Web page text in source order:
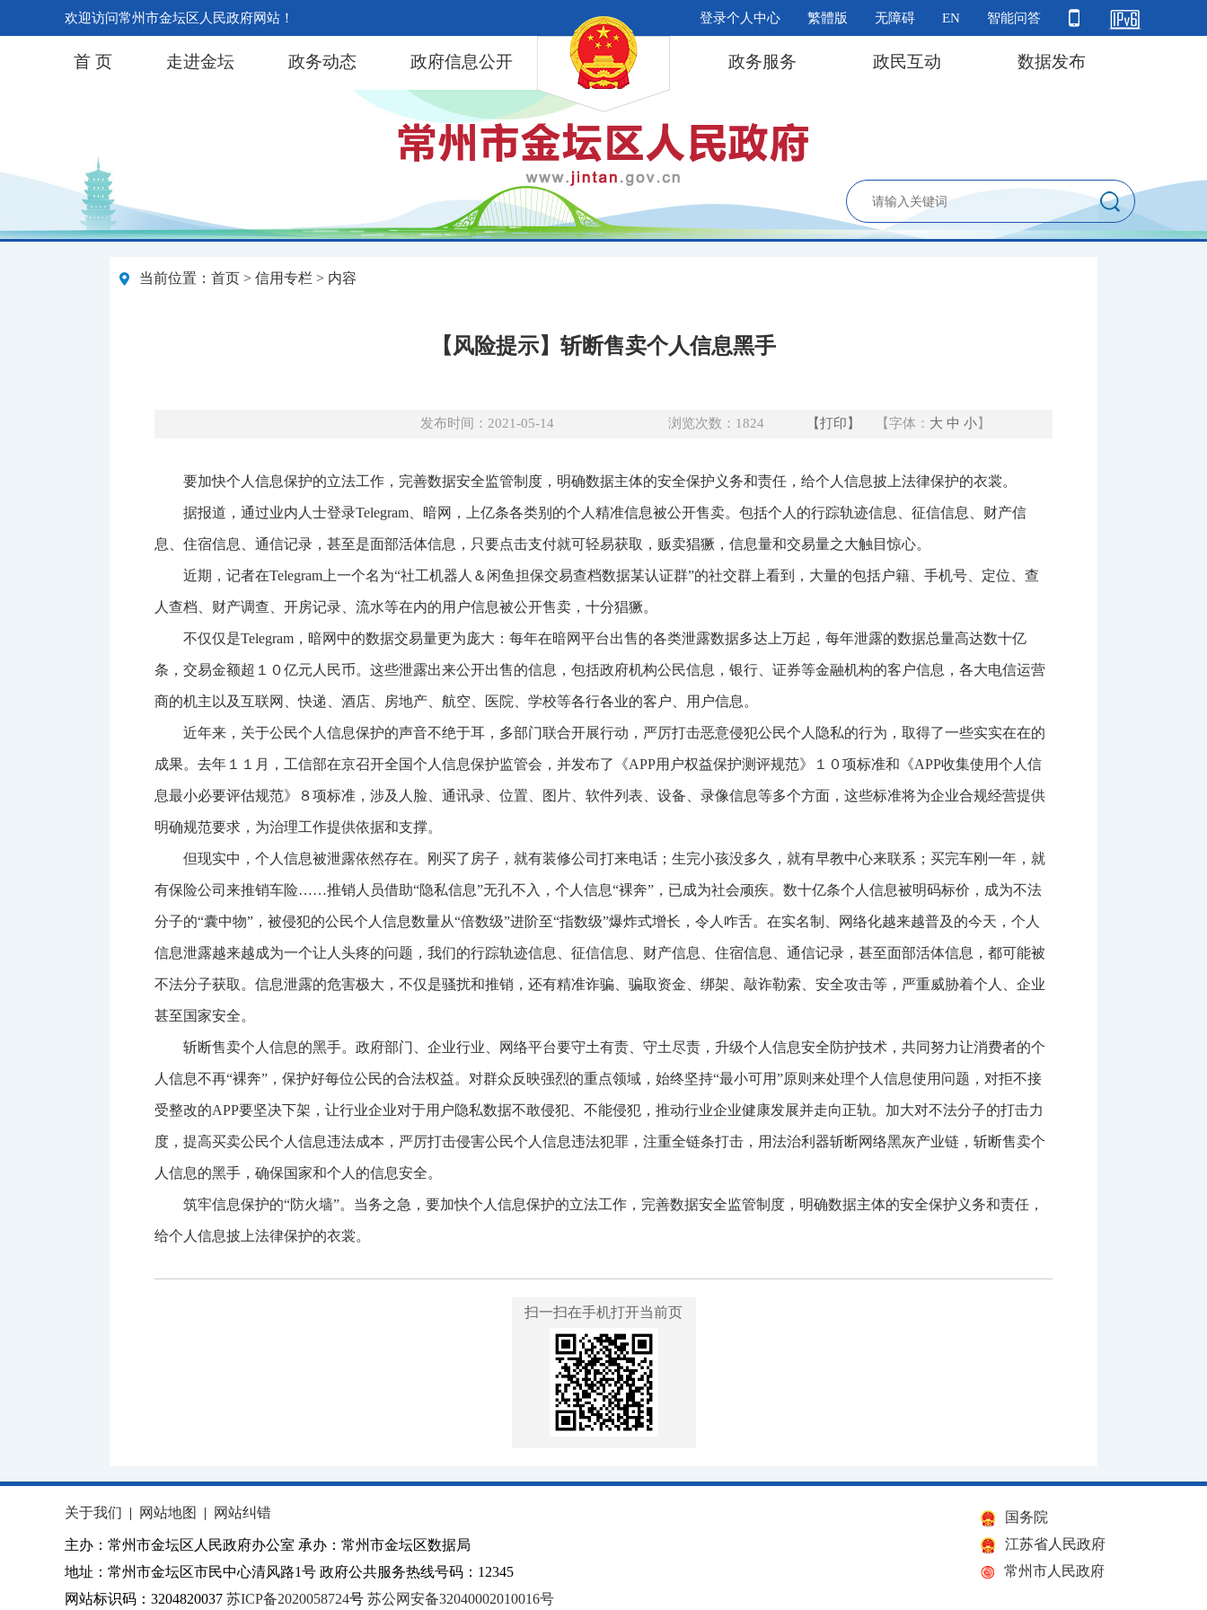
欢迎访问常州市金坛区人民政府网站！ 登录个人中心 繁體版 无障碍 EN 智能问答
首 页 走进金坛 政务动态 政府信息公开 政务服务 政民互动 数据发布
当前位置： 首页 > 信用专栏 > 内容
【风险提示】斩断售卖个人信息黑手
发布时间：2021-05-14 浏览次数： 1824 【打印】 【字体： 大 中 小】
要加快个人信息保护的立法工作，完善数据安全监管制度，明确数据主体的安全保护义务和责任，给个人信息披上法律保护的衣裳。
据报道，通过业内人士登录Telegram、暗网，上亿条各类别的个人精准信息被公开售卖。包括个人的行踪轨迹信息、征信信息、财产信
息、住宿信息、通信记录，甚至是面部活体信息，只要点击支付就可轻易获取，贩卖猖獗，信息量和交易量之大触目惊心。
近期，记者在Telegram上一个名为“社工机器人＆闲鱼担保交易查档数据某认证群”的社交群上看到，大量的包括户籍、手机号、定位、查
人查档、财产调查、开房记录、流水等在内的用户信息被公开售卖，十分猖獗。
不仅仅是Telegram，暗网中的数据交易量更为庞大：每年在暗网平台出售的各类泄露数据多达上万起，每年泄露的数据总量高达数十亿
条，交易金额超１０亿元人民币。这些泄露出来公开出售的信息，包括政府机构公民信息，银行、证券等金融机构的客户信息，各大电信运营
商的机主以及互联网、快递、酒店、房地产、航空、医院、学校等各行各业的客户、用户信息。
近年来，关于公民个人信息保护的声音不绝于耳，多部门联合开展行动，严厉打击恶意侵犯公民个人隐私的行为，取得了一些实实在在的
成果。去年１１月，工信部在京召开全国个人信息保护监管会，并发布了《APP用户权益保护测评规范》１０项标准和《APP收集使用个人信
息最小必要评估规范》８项标准，涉及人脸、通讯录、位置、图片、软件列表、设备、录像信息等多个方面，这些标准将为企业合规经营提供
明确规范要求，为治理工作提供依据和支撑。
但现实中，个人信息被泄露依然存在。刚买了房子，就有装修公司打来电话；生完小孩没多久，就有早教中心来联系；买完车刚一年，就
有保险公司来推销车险……推销人员借助“隐私信息”无孔不入，个人信息“裸奔”，已成为社会顽疾。数十亿条个人信息被明码标价，成为不法
分子的“囊中物”，被侵犯的公民个人信息数量从“倍数级”进阶至“指数级”爆炸式增长，令人咋舌。在实名制、网络化越来越普及的今天，个人
信息泄露越来越成为一个让人头疼的问题，我们的行踪轨迹信息、征信信息、财产信息、住宿信息、通信记录，甚至面部活体信息，都可能被
不法分子获取。信息泄露的危害极大，不仅是骚扰和推销，还有精准诈骗、骗取资金、绑架、敲诈勒索、安全攻击等，严重威胁着个人、企业
甚至国家安全。
斩断售卖个人信息的黑手。政府部门、企业行业、网络平台要守土有责、守土尽责，升级个人信息安全防护技术，共同努力让消费者的个
人信息不再“裸奔”，保护好每位公民的合法权益。对群众反映强烈的重点领域，始终坚持“最小可用”原则来处理个人信息使用问题，对拒不接
受整改的APP要坚决下架，让行业企业对于用户隐私数据不敢侵犯、不能侵犯，推动行业企业健康发展并走向正轨。加大对不法分子的打击力
度，提高买卖公民个人信息违法成本，严厉打击侵害公民个人信息违法犯罪，注重全链条打击，用法治利器斩断网络黑灰产业链，斩断售卖个
人信息的黑手，确保国家和个人的信息安全。
筑牢信息保护的“防火墙”。当务之急，要加快个人信息保护的立法工作，完善数据安全监管制度，明确数据主体的安全保护义务和责任，
给个人信息披上法律保护的衣裳。
扫一扫在手机打开当前页
关于我们 | 网站地图 | 网站纠错
主办：常州市金坛区人民政府办公室 承办：常州市金坛区数据局
地址：常州市金坛区市民中心清风路1号 政府公共服务热线号码：12345
网站标识码：3204820037 苏ICP备2020058724号 苏公网安备32040002010016号
国务院
江苏省人民政府
常州市人民政府